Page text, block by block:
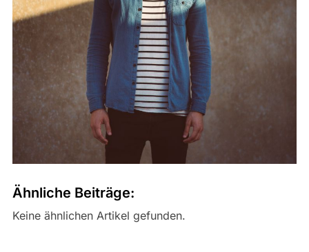
Ähnliche Beiträge:
Keine ähnlichen Artikel gefunden.